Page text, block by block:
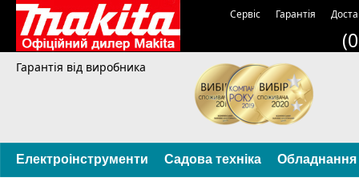
Сервіс Гарантія
Гарантія від виробника
Електроінструменти Садова техніка Обладнання